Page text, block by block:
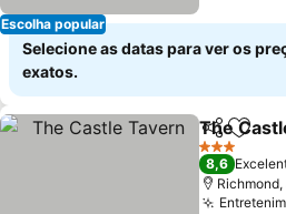
Escolha popular
Selecione as datas para ver os
exatos.
Partilhar
The
3 Estrelas
8,6